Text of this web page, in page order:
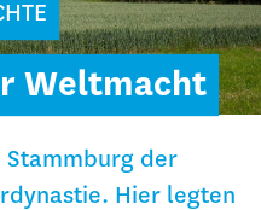
Weltmacht
Stammburg der
Hier legten